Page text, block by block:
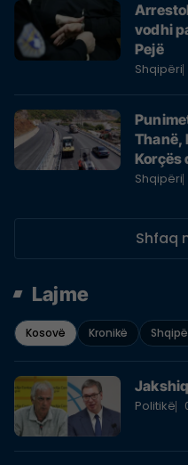
vodhi
Pejë
Shqipëri
Thanë,
Korçës
tjetër
Shqipëri
Shfaq
Lajme
Kosovë Kronikë
Politikë